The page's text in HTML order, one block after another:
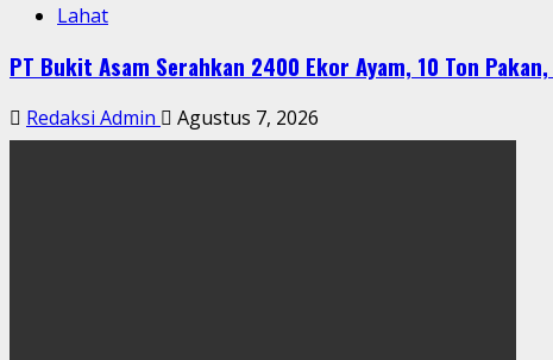
Lahat
PT Bukit Asam Serahkan 2400 Ekor Ayam, 10 Ton
Redaksi Admin Agustus 7, 2026